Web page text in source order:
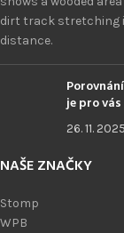
je pro
26. 11. 2025
NAŠE ZNAČKY
Stomp
WPB